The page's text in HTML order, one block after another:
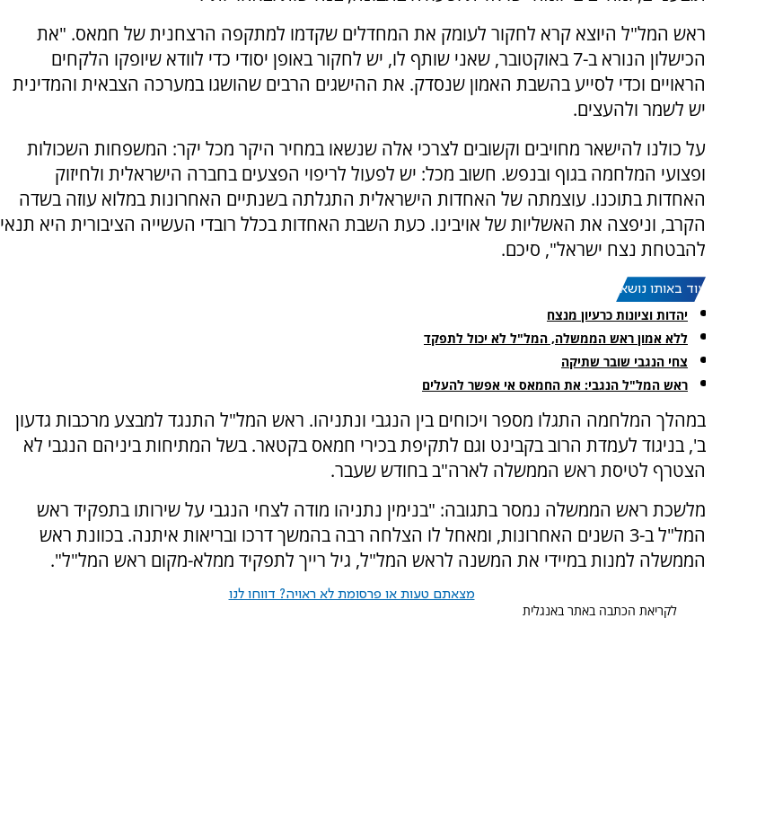
ראש המל"ל היוצא קרא לחקור לעומק את המחדלים שקדמו למתקפה הרצחנית של חמאס. "את
הכישלון הנורא ב-7 באוקטובר, שאני שותף לו, יש לחקור באופן יסודי כדי לוודא שיופקו הלקחים
הראויים וכדי לסייע בהשבת האמון שנסדק. את ההישגים הרבים שהושגו במערכה הצבאית והמדינית
יש לשמר ולהעצים.
על כולנו להישאר מחויבים וקשובים לצרכי אלה שנשאו במחיר היקר מכל יקר: המשפחות השכולות
ופצועי המלחמה בגוף ובנפש. חשוב מכל: יש לפעול לריפוי הפצעים בחברה הישראלית ולחיזוק
האחדות בתוכנו. עוצמתה של האחדות הישראלית התגלתה בשנתיים האחרונות במלוא עוזה בשדה
הקרב, וניפצה את האשליות של אויבינו. כעת השבת האחדות בכלל רובדי העשייה הציבורית היא תנאי
להבטחת נצח ישראל", סיכם.
עוד באותו נושא:
יהדות וציונות כרעיון מנצח
ללא אמון ראש הממשלה, המל"ל לא יכול לתפקד
צחי הנגבי שובר שתיקה
ראש המל"ל הנגבי: את החמאס אי אפשר להעלים
במהלך המלחמה התגלו מספר ויכוחים בין הנגבי ונתניהו. ראש המל"ל התנגד למבצע מרכבות גדעון
ב', בניגוד לעמדת הרוב בקבינט וגם לתקיפת בכירי חמאס בקטאר. בשל המתיחות ביניהם הנגבי לא
הצטרף לטיסת ראש הממשלה לארה"ב בחודש שעבר.
מלשכת ראש הממשלה נמסר בתגובה: "בנימין נתניהו מודה לצחי הנגבי על שירותו בתפקיד ראש
המל"ל ב-3 השנים האחרונות, ומאחל לו הצלחה רבה בהמשך דרכו ובריאות איתנה. בכוונת ראש
הממשלה למנות במיידי את המשנה לראש המל"ל, גיל רייך לתפקיד ממלא-מקום ראש המל"ל".
מצאתם טעות או פרסומת לא ראויה? דווחו לנו
לקריאת הכתבה באתר באנגלית